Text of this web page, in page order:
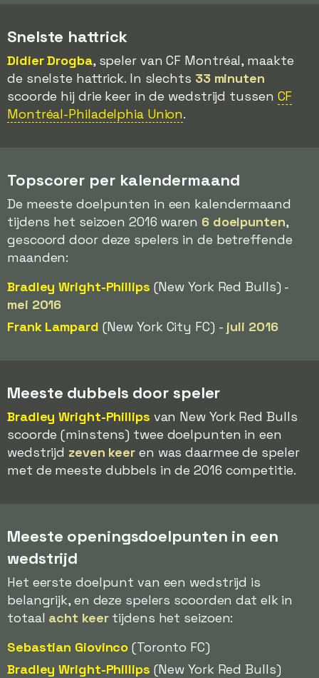
Snelste hattrick
Didier Drogba, speler van CF Montréal, maakte
de snelste hattrick. In slechts 33 minuten
scoorde hij drie keer in de wedstrijd tussen CF
Montréal-Philadelphia Union.
Topscorer per kalendermaand
De meeste doelpunten in een kalendermaand
tijdens het seizoen 2016 waren 6 doelpunten,
gescoord door deze spelers in de betreffende
maanden:
Bradley Wright-Phillips (New York Red Bulls) -
mei 2016
Frank Lampard (New York City FC) - juli 2016
Meeste dubbels door speler
Bradley Wright-Phillips van New York Red Bulls
scoorde (minstens) twee doelpunten in een
wedstrijd zeven keer en was daarmee de speler
met de meeste dubbels in de 2016 competitie.
Meeste openingsdoelpunten in een
wedstrijd
Het eerste doelpunt van een wedstrijd is
belangrijk, en deze spelers scoorden dat elk in
totaal acht keertijdens het seizoen:
Sebastian Giovinco (Toronto FC)
Bradley Wright-Phillips (New York Red Bulls)